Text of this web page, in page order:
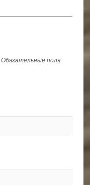
Обязательные поля